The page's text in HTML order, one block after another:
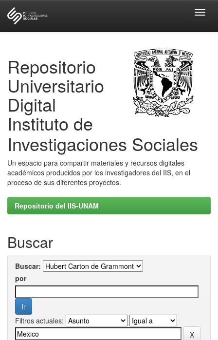
Repositorio
Universitario
Digital
Instituto de
Investigaciones Sociales
Un espacio para compartir materiales y recursos digitales
académicos producidos por los investigadores del IIS, en el
proceso de sus diferentes proyectos.
Repositorio del IIS-UNAM
Buscar
Buscar:
por
Filtros actuales: